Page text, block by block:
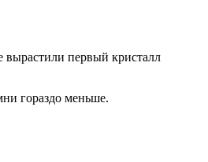
вырастили первый кристалл
гораздо меньше.